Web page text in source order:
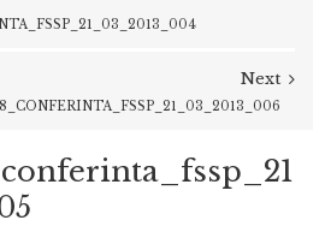
Next